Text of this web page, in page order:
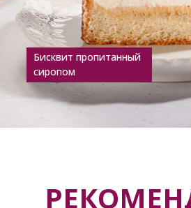
Бисквит пропитанный
сиропом